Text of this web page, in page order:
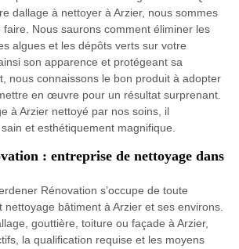
dallage à nettoyer à Arzier, nous sommes
Nous saurons comment éliminer les
algues et les dépôts verts sur votre
son apparence et protégeant sa
nous connaissons le bon produit à adopter
en œuvre pour un résultat surprenant.
à Arzier nettoyé par nos soins, il
et esthétiquement magnifique.
: entreprise de nettoyage dans
Rénovation s’occupe de toute
nettoyage bâtiment à Arzier et ses environs.
gouttière, toiture ou façade à Arzier,
la qualification requise et les moyens